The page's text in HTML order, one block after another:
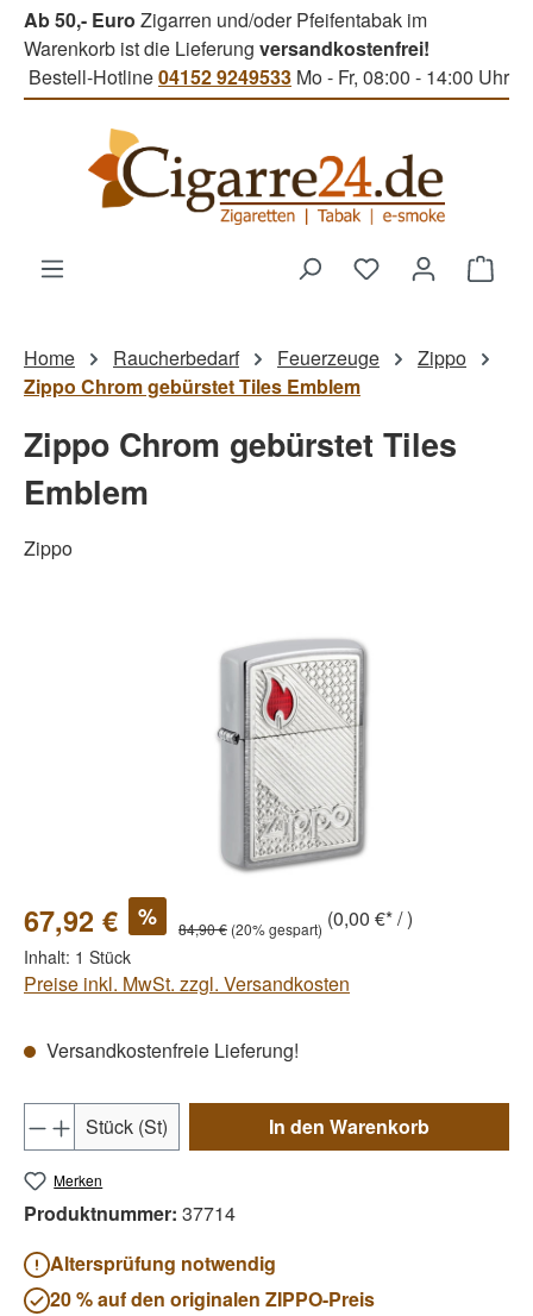
Zum Hauptinhalt springen
Ab 50,- Euro Zigarren und/oder Pfeifentabak im
Warenkorb ist die Lieferung versandkostenfrei!
Bestell-Hotline04152 9249533 Mo - Fr, 08:00 - 14:00 Uhr
Du hast 0
Home Raucherbedarf Feuerzeuge
Zippo
Zippo Chrom gebürstet Tiles Emblem
Zippo Chrom gebürstet Tiles
Emblem
Zippo
67,92 € % 84,90 € (20% gespart) (0,00 €* / )
Inhalt: 1 Stück
Preise inkl. MwSt. zzgl. Versandkosten
Versandkostenfreie Lieferung!
Produkt Anzahl: Gib den gewünschten
Stück (St) In den Warenkorb
Merken
Produktnummer: 37714
Altersprüfung notwendig
20 % auf den originalen ZIPPO-Preis